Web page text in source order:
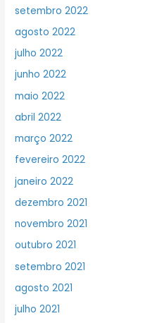
setembro 2022
agosto 2022
julho 2022
junho 2022
maio 2022
abril 2022
março 2022
fevereiro 2022
janeiro 2022
dezembro 2021
novembro 2021
outubro 2021
setembro 2021
agosto 2021
julho 2021